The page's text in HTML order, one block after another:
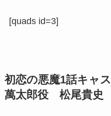
[quads id=3]
初恋の悪魔1話キ
萬太郎役 松尾貴史